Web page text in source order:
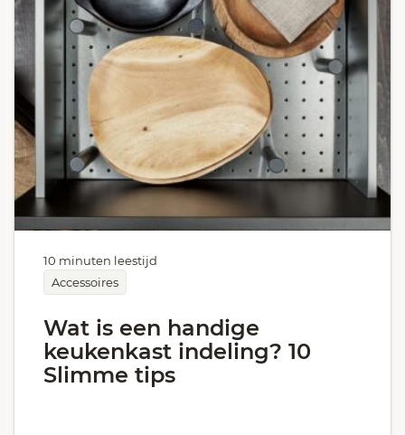
Accessoires
10 minuten leestijd
Wat is een handige
keukenkast indeling? 10
Slimme tips